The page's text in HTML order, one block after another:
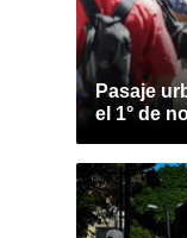
Pasaje
el 1° de